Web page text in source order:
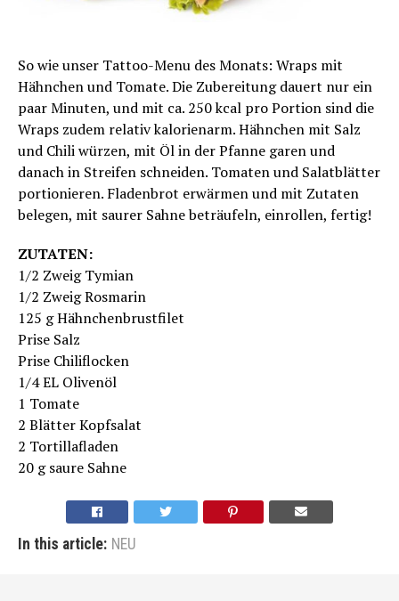
So wie unser Tattoo-Menu des Monats: Wraps mit
Hähnchen und Tomate. Die Zubereitung dauert nur ein
paar Minuten, und mit ca. 250 kcal pro Portion sind die
Wraps zudem relativ kalorienarm. Hähnchen mit Salz
und Chili würzen, mit Öl in der Pfanne garen und
danach in Streifen schneiden. Tomaten und Salatblätter
portionieren. Fladenbrot erwärmen und mit Zutaten
belegen, mit saurer Sahne beträufeln, einrollen, fertig!
ZUTATEN:
1/2 Zweig Tymian
1/2 Zweig Rosmarin
125 g Hähnchenbrustfilet
Prise Salz
Prise Chiliflocken
1/4 EL Olivenöl
1 Tomate
2 Blätter Kopfsalat
2 Tortillafladen
20 g saure Sahne
In this article: NEU